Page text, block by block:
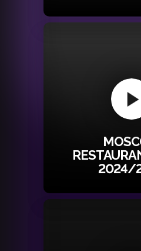
2024/